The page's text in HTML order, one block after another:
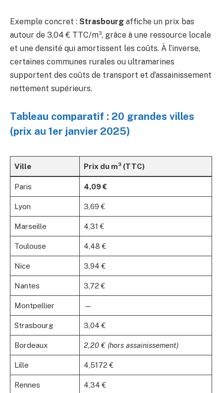
Exemple concret : Strasbourg affiche un prix bas
autour de 3,04 € TTC/m³, grâce à une ressource locale
et une densité qui amortissent les coûts. À l’inverse,
certaines communes rurales ou ultramarines
supportent des coûts de transport et d’assainissement
nettement supérieurs.
Tableau comparatif : 20 grandes villes
(prix au 1er janvier 2025)
Ville Prix du m³ (TTC)
Paris 4,09 €
Lyon 3,69 €
Marseille 4,31 €
Toulouse 4,48 €
Nice 3,94 €
Nantes 3,72 €
Montpellier —
Strasbourg 3,04 €
Bordeaux 2,20 € (hors assainissement)
Lille 4,5172 €
Rennes 4,34 €